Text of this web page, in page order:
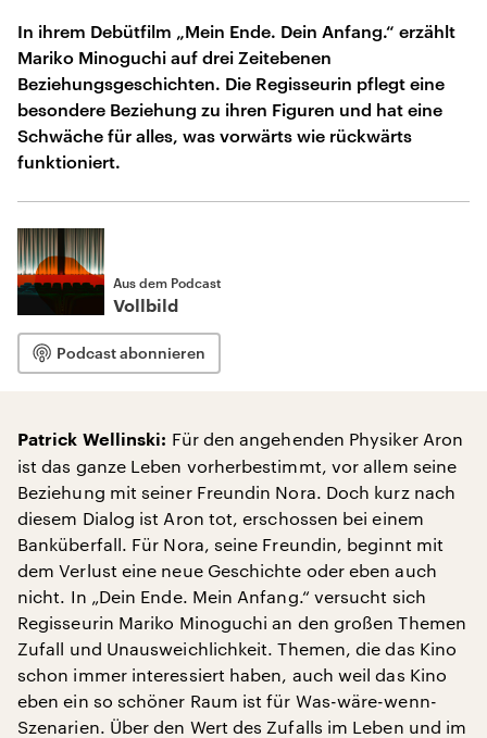
In ihrem Debütfilm „Mein Ende. Dein Anfang.“ erzählt
Mariko Minoguchi auf drei Zeitebenen
Beziehungsgeschichten. Die Regisseurin pflegt eine
besondere Beziehung zu ihren Figuren und hat eine
Schwäche für alles, was vorwärts wie rückwärts
funktioniert.
Aus dem Podcast
Vollbild
Podcast abonnieren
Patrick Wellinski: Für den angehenden Physiker Aron
ist das ganze Leben vorherbestimmt, vor allem seine
Beziehung mit seiner Freundin Nora. Doch kurz nach
diesem Dialog ist Aron tot, erschossen bei einem
Banküberfall. Für Nora, seine Freundin, beginnt mit
dem Verlust eine neue Geschichte oder eben auch
nicht. In „Dein Ende. Mein Anfang.“ versucht sich
Regisseurin Mariko Minoguchi an den großen Themen
Zufall und Unausweichlichkeit. Themen, die das Kino
schon immer interessiert haben, auch weil das Kino
eben ein so schöner Raum ist für Was-wäre-wenn-
Szenarien. Über den Wert des Zufalls im Leben und im